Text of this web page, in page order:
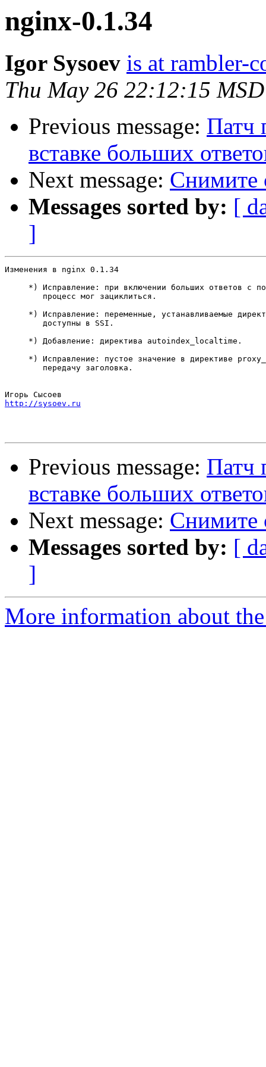
nginx-0.1.34
Igor Sysoev is at rambler-
Thu May 26 22:12:15
Previous message: Патч
вставке больших
Next message: Снимите
Messages sorted by: [
]
Изменения в nginx 0.1.34
*) Исправление: при включении больших ответов с
        процесс мог зациклиться.
*) Исправление: переменные, устанавливаемые
        доступны в SSI.
     *) Добавление: директива autoindex_localtime.
*) Исправление: пустое значение в директиве
        передачу заголовка.
http://sysoev.ru
Previous message: Патч
вставке больших
Next message: Снимите
Messages sorted by: [
]
More information about